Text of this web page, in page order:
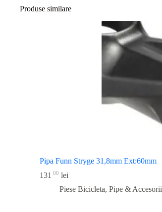
Produse similare
Pipa Funn Stryge 31,8mm Ext:60mm
131 00 lei
Piese Bicicleta, Pipe & Accesorii